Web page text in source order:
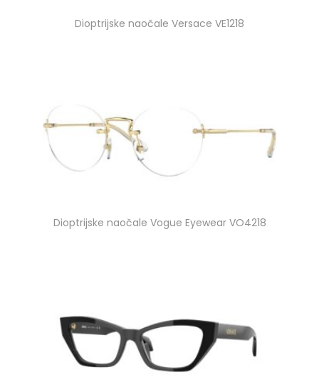
Dioptrijske naočale Versace VE1218
Dioptrijske naočale Vogue Eyewear VO4218